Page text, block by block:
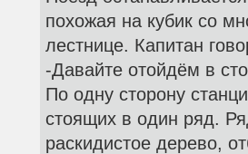
похожая на кубик со
лестнице. Капитан
-Давайте отойдём в
По одну сторону
стоящих в один ряд.
раскидистое дерево,